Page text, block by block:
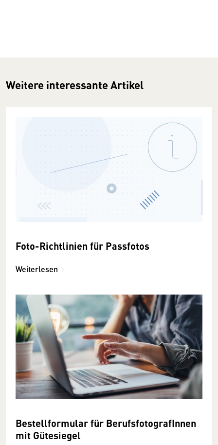
Weitere interessante Artikel
Foto-Richtlinien für Passfotos
Weiterlesen
Bestellformular für BerufsfotografInnen
mit Gütesiegel